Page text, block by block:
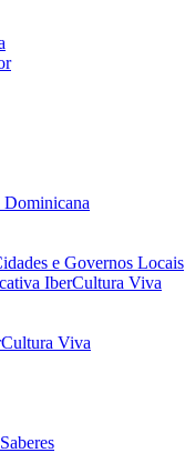
e Governos Locais
IberCultura Viva
Viva